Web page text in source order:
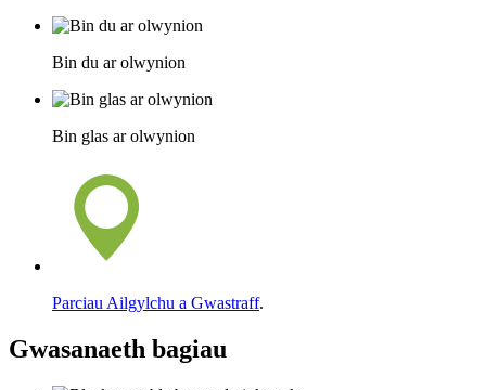
Bin du ar olwynion
Bin glas ar olwynion
Parciau Ailgylchu a Gwastraff.
Gwasanaeth bagiau